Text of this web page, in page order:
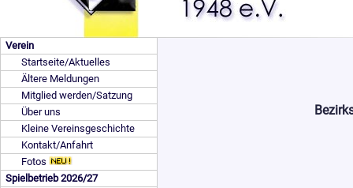
Verein
Startseite/Aktuelles
Ältere Meldungen
Mitglied werden/Satzung
Über uns
Kleine Vereinsgeschichte
Kontakt/Anfahrt
Fotos
Spielbetrieb 2026/27